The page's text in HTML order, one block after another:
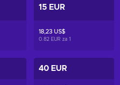
15 EUR
18,23 US$
0.82 EUR za 1
40 EUR